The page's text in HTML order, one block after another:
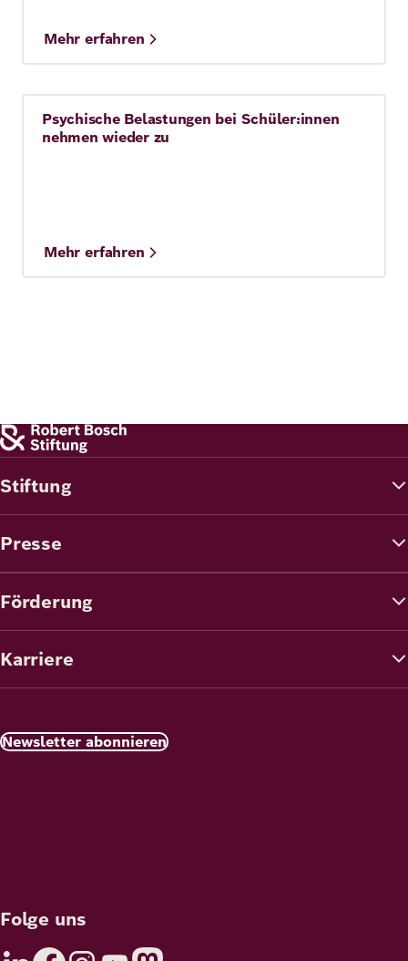
Mehr erfahren
Story
Psychische Belastungen bei Schüler:innen
nehmen wieder zu
Mehr erfahren
Stiftung
Presse
Förderung
Karriere
Newsletter abonnieren
Folge uns